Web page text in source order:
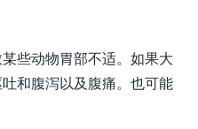
些动物胃部不适。如果大
和腹泻以及腹痛。也可能